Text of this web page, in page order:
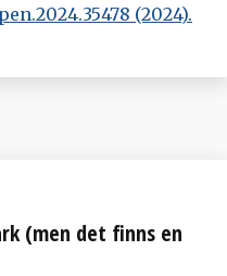
(2024).
(men det finns en